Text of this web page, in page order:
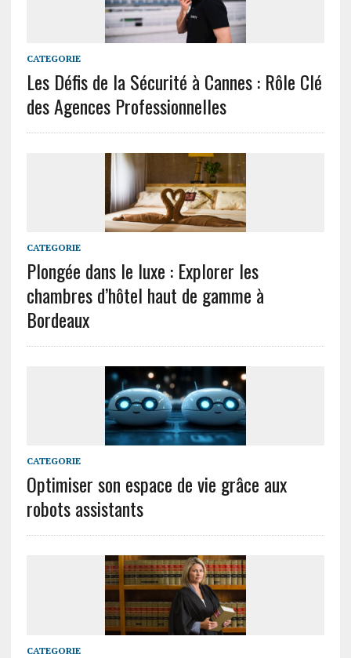
CATEGORIE
Les Défis de la Sécurité à Cannes : Rôle Clé
des Agences Professionnelles
CATEGORIE
Plongée dans le luxe : Explorer les
chambres d’hôtel haut de gamme à
Bordeaux
CATEGORIE
Optimiser son espace de vie grâce aux
robots assistants
CATEGORIE